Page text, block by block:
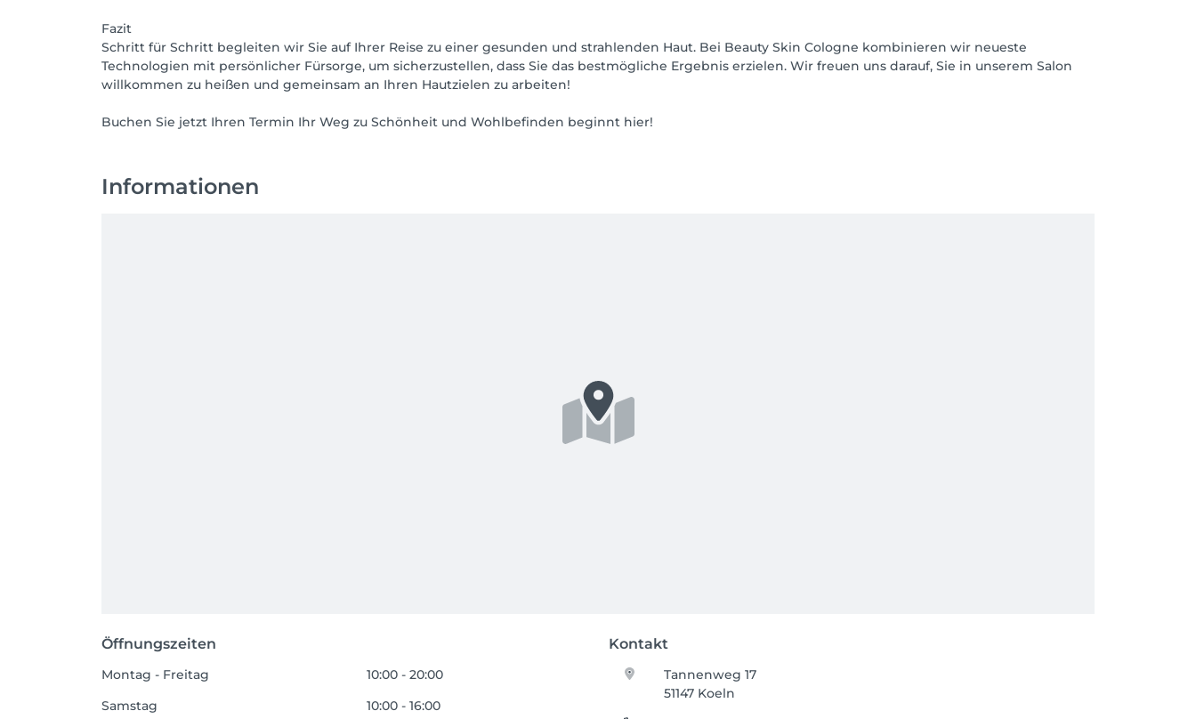
Fazit
Schritt für Schritt begleiten wir Sie auf Ihrer Reise zu einer gesunden und strahlenden Haut. Bei Beauty Skin Cologne kombinieren wir neueste
Technologien mit persönlicher Fürsorge, um sicherzustellen, dass Sie das bestmögliche Ergebnis erzielen. Wir freuen uns darauf, Sie in unserem Salon
willkommen zu heißen und gemeinsam an Ihren Hautzielen zu arbeiten!
Buchen Sie jetzt Ihren Termin Ihr Weg zu Schönheit und Wohlbefinden beginnt hier!
Informationen
Öffnungszeiten Kontakt
Montag - Freitag
10:00 - 20:00
Samstag
10:00 - 16:00
Tannenweg 17
51147 Koeln